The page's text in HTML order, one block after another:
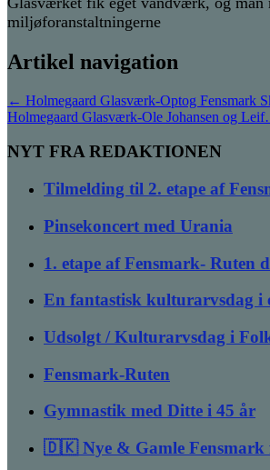
miljøforanstaltningerne
Artikel navigation
← Holmegaard Glasværk-Optog Fensmark
Holmegaard Glasværk-Ole Johansen og
NYT FRA REDAKTIONEN
Tilmelding til 2. etape af
Pinsekoncert med Urania
1. etape af Fensmark- Ruten
En fantastisk kulturarvsdag i
Udsolgt / Kulturarvsdag i
Fensmark-Ruten
Gymnastik med Ditte i 45 år
🇩🇰 Nye & Gamle